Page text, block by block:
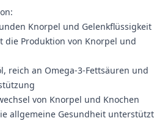
Knorpel und Gelenkflüssigkeit
die Produktion von Knorpel und
reich an Omega-3-Fettsäuren und
von Knorpel und Knochen
allgemeine Gesundheit unterstützt